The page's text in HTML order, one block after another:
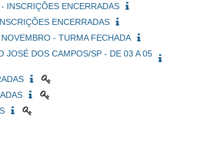
INSCRIÇÕES ENCERRADAS
ENCERRADAS
- TURMA FECHADA
DOS CAMPOS/SP - DE 03 A 05